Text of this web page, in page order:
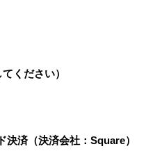
ください）
決済（決済会社：Square）